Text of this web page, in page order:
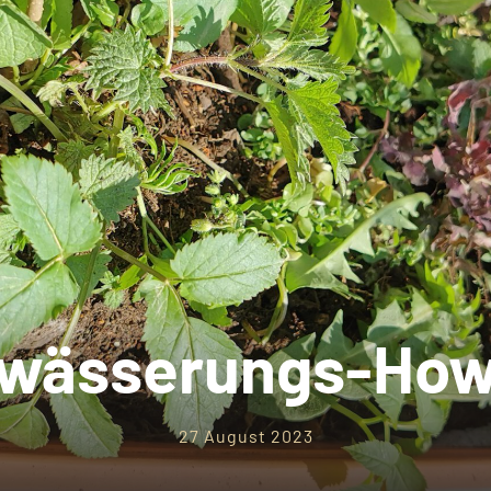
27 August 2023